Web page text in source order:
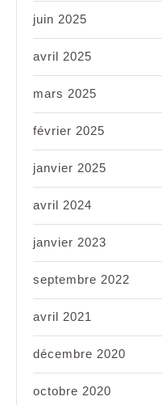
juin 2025
avril 2025
mars 2025
février 2025
janvier 2025
avril 2024
janvier 2023
septembre 2022
avril 2021
décembre 2020
octobre 2020